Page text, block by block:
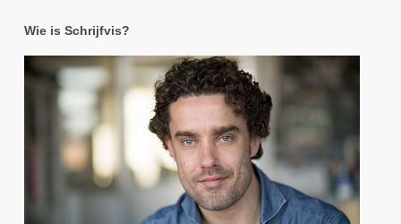
Wie is Schrijfvis?